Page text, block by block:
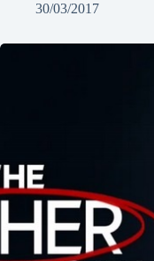
30/03/2017